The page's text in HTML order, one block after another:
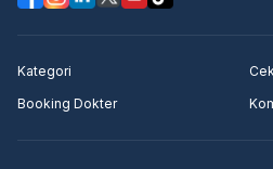
Kategori
Booking Dokter